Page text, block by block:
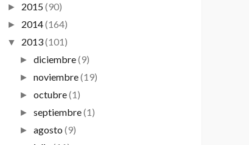
► 2015(90)
► 2014(164)
▼ 2013(101)
► diciembre(9)
► noviembre(19)
► octubre(1)
► septiembre(1)
► agosto (9)